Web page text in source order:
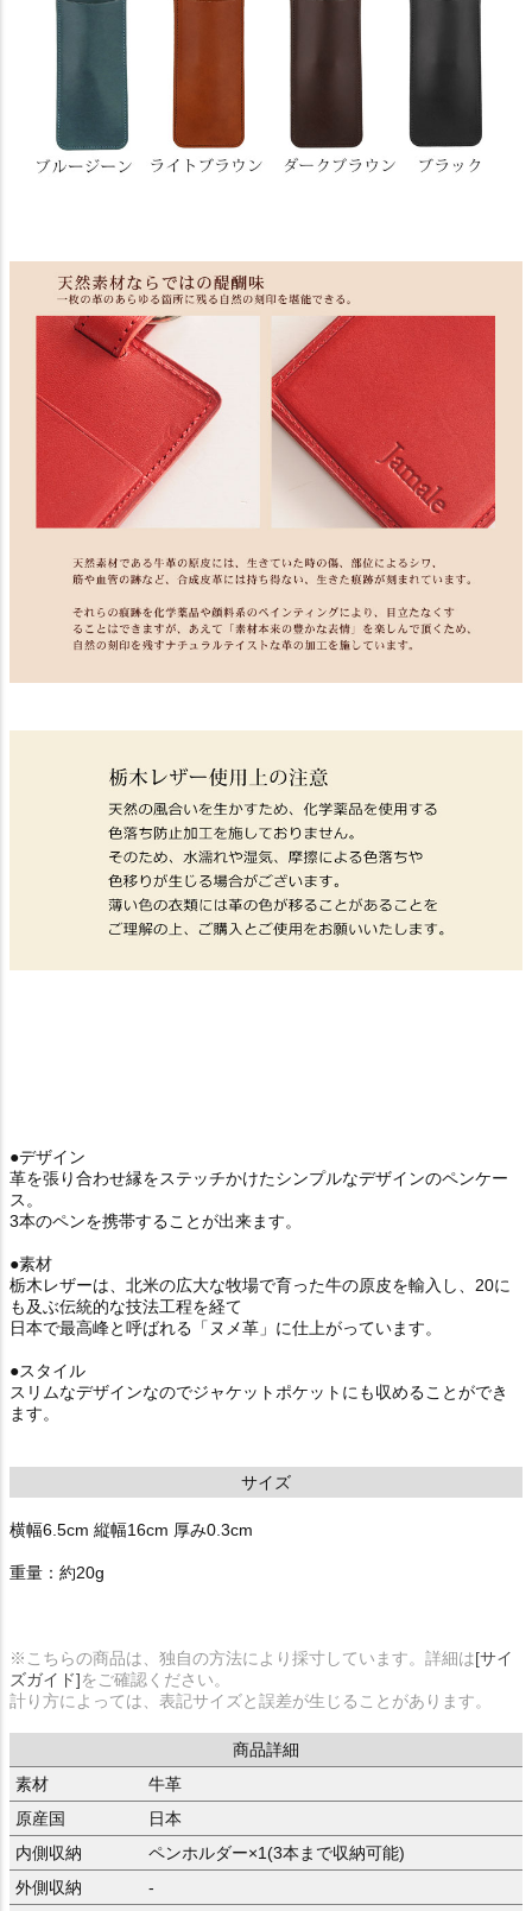
●デザイン
革を張り合わせ縁をステッチかけたシンプルなデザインのペンケー
ス。
3本のペンを携帯することが出来ます。
●素材
栃木レザーは、北米の広大な牧場で育った牛の原皮を輸入し、20に
も及ぶ伝統的な技法工程を経て
日本で最高峰と呼ばれる「ヌメ革」に仕上がっています。
●スタイル
スリムなデザインなのでジャケットポケットにも収めることができ
ます。
サイズ
横幅6.5cm 縦幅16cm 厚み0.3cm
重量：約20g
※こちらの商品は、独自の方法により採寸しています。詳細は[サイ
ズガイド]をご確認ください。
計り方によっては、表記サイズと誤差が生じることがあります。
商品詳細
素材
牛革
原産国
日本
内側収納
ペンホルダー×1(3本まで収納可能)
外側収納
-